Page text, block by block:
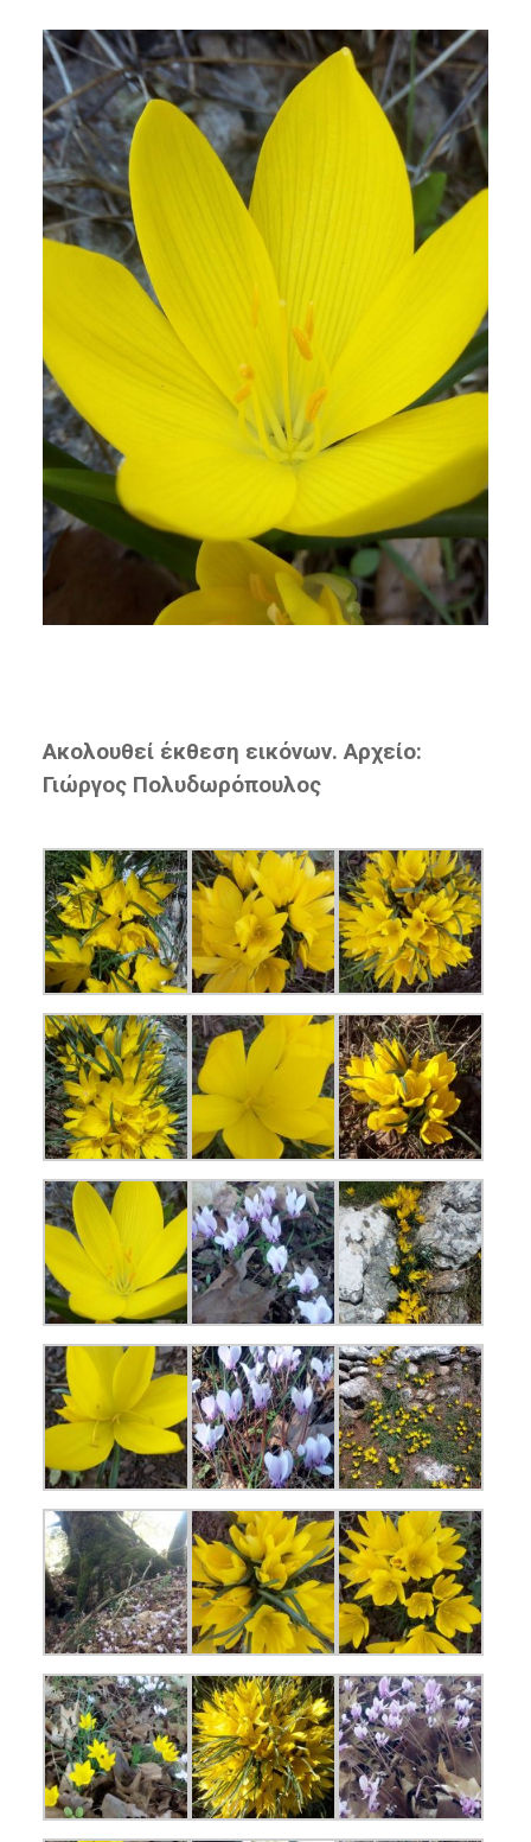
Ακολουθεί έκθεση εικόνων. Αρχείο:
Γιώργος Πολυδωρόπουλος